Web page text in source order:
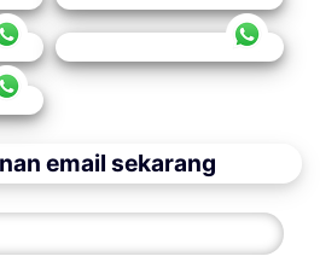
email sekarang